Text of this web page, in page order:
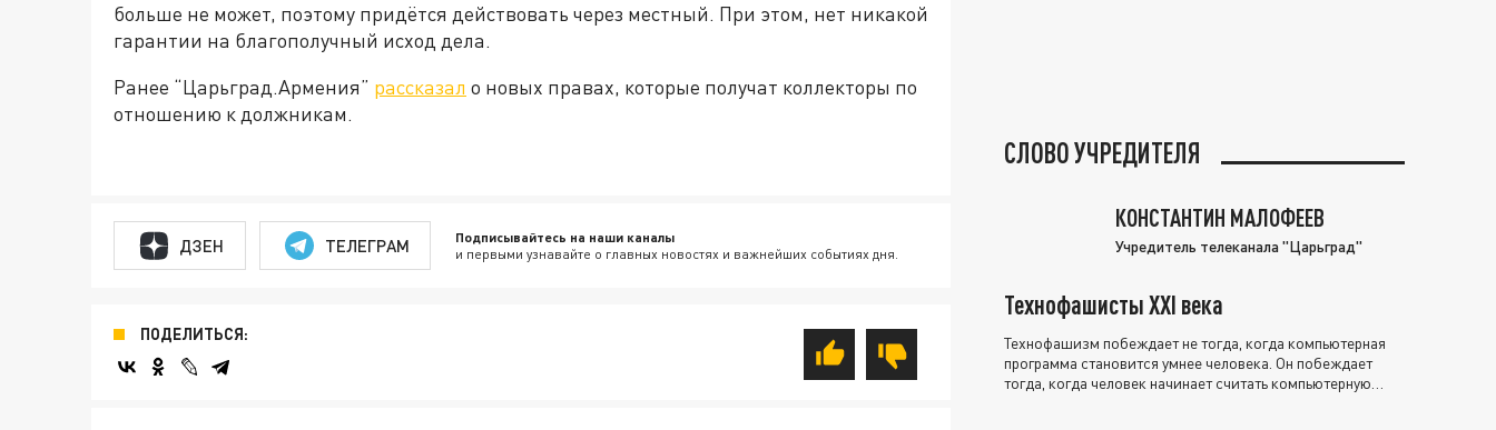
больше не может, поэтому придётся действовать через местный. При этом, нет никакой
гарантии на благополучный исход дела.
Ранее “Царьград.Армения” рассказал о новых правах, которые получат коллекторы по
отношению к должникам.
ДЗЕН ТЕЛЕГРАМ Подписывайтесь на наши каналы
и первыми узнавайте о главных новостях и важнейших событиях дня.
ПОДЕЛИТЬСЯ:
СЛОВО УЧРЕДИТЕЛЯ
КОНСТАНТИН МАЛОФЕЕВ
Учредитель телеканала "Царьград"
Технофашисты XXI века
Технофашизм побеждает не тогда, когда компьютерная
программа становится умнее человека. Он побеждает
тогда, когда человек начинает считать компьютерную